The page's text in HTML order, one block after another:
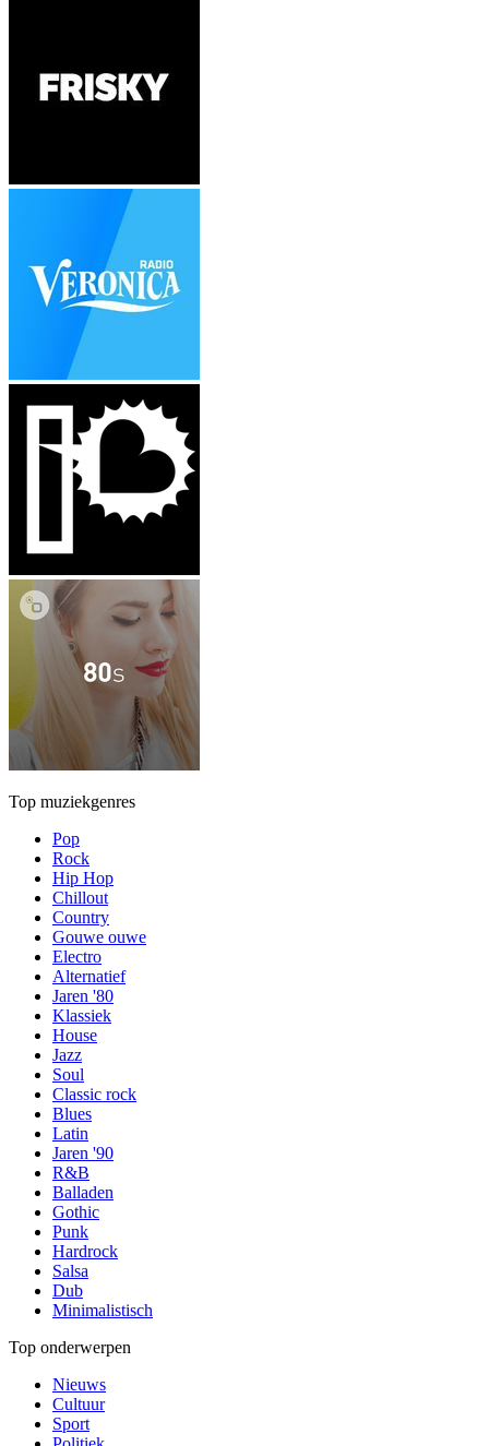
Top muziekgenres
Pop
Rock
Hip Hop
Chillout
Country
Gouwe ouwe
Electro
Alternatief
Jaren '80
Klassiek
House
Jazz
Soul
Classic rock
Blues
Latin
Jaren '90
R&B
Balladen
Gothic
Punk
Hardrock
Salsa
Dub
Minimalistisch
Top onderwerpen
Nieuws
Cultuur
Sport